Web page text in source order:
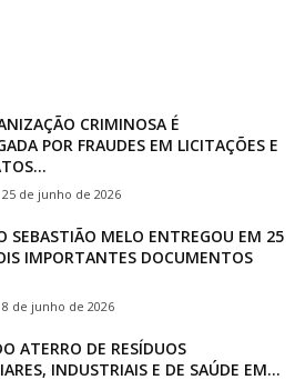
CRIMINOSA É
POR FRAUDES EM LICITAÇÕES E
25 de junho de 2026
SEBASTIÃO MELO ENTREGOU EM 25
IMPORTANTES DOCUMENTOS
8 de junho de 2026
ATERRO DE RESÍDUOS
INDUSTRIAIS E DE SAÚDE EM...